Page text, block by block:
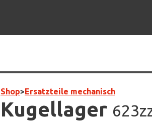
Shop> Ersatzteile mechanisch
Kugellager